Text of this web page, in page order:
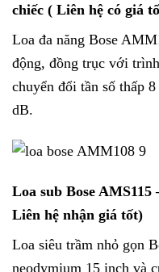
chiếc ( Liên hệ có giá
Loa đa năng Bose
động, đồng trục với
chuyển đổi tần số thấp
dB.
Loa sub Bose AMS115
Liên hệ nhận giá tốt)
Loa siêu trầm nhỏ gọn
neodymium 15 inch và